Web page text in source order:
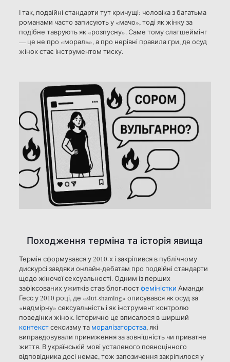
І так, подвійні стандарти тут кричущі: чоловіка з багатьма
романами часто записують у «мачо», тоді як жінку за
подібне таврують як «розпусну». Саме тому слатшеймінг
— це не про «мораль», а про нерівні правила гри, де осуд
жінок стає інструментом тиску.
Походження терміна та історія явища
Термін сформувався у 2010-х і закріпився в публічному
дискурсі завдяки онлайн-дебатам про подвійні стандарти
щодо жіночої сексуальності. Одним із перших
зафіксованих ужитків став блог-постфеміністки Аманди
Гесс у 2010 році, де «slut-shaming» описувався як осуд за
«надмірну» сексуальність і як інструмент контролю
поведінки жінок. Історично це вписалося в ширший
контекстсексизму та моралізаторства, які
виправдовували приниження за зовнішність чи приватне
життя. В українській мові усталеного повноцінного
відповідника досі немає, тож запозичення закріпилося у